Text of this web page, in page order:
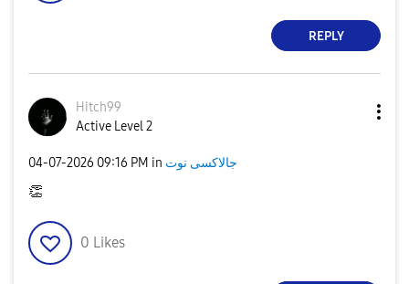
REPLY
Hitch99
Active Level 2
‎04-07-2026 09:16 PM in جالاكسى نوت
👏
0 Likes